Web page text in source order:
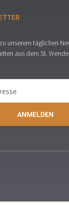
unserem täglichen
aus dem St.
ANMELDEN